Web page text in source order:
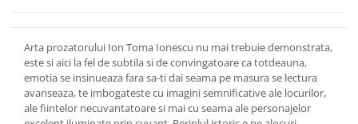
Arta prozatorului Ion Toma Ionescu nu mai trebuie demonstrata,
este si aici la fel de subtila si de convingatoare ca totdeauna,
emotia se insinueaza fara sa-ti dai seama pe masura se lectura
avanseaza, te imbogateste cu imagini semnificative ale locurilor,
ale fiintelor necuvantatoare si mai cu seama ale personajelor